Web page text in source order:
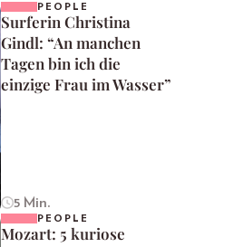
PEOPLE
Surferin Christina
Gindl: “An manchen
Tagen bin ich die
einzige Frau im Wasser”
5 Min.
PEOPLE
Mozart: 5 kuriose